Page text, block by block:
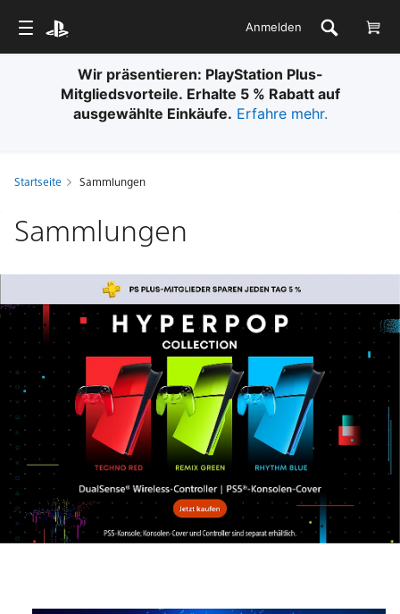
Anmelden
Kostenloser Standardversand bei allen
Bestellungen. Es gelten Bedingungen.Weitere Infos.
Startseite Sammlungen
Sammlungen